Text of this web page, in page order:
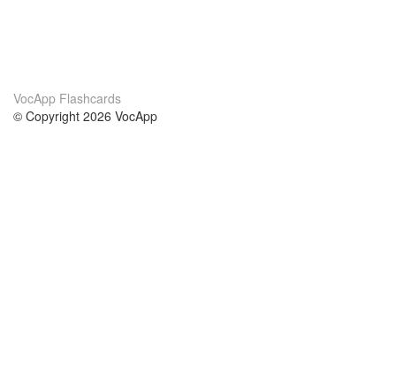
VocApp Flashcards
© Copyright 2026 VocApp